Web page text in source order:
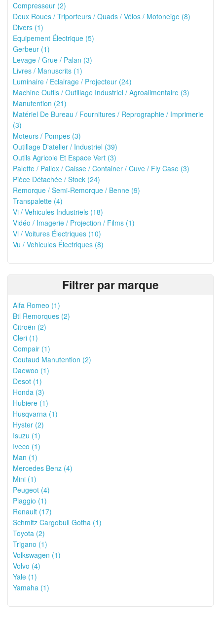
Compresseur (2)
Deux Roues / Triporteurs / Quads / Vélos / Motoneige (8)
Divers (1)
Equipement Électrique (5)
Gerbeur (1)
Levage / Grue / Palan (3)
Livres / Manuscrits (1)
Luminaire / Eclairage / Projecteur (24)
Machine Outils / Outillage Industriel / Agroalimentaire (3)
Manutention (21)
Matériel De Bureau / Fournitures / Reprographie / Imprimerie
(3)
Moteurs / Pompes (3)
Outillage D'atelier / Industriel (39)
Outils Agricole Et Espace Vert (3)
Palette / Pallox / Caisse / Container / Cuve / Fly Case (3)
Pièce Détachée / Stock (24)
Remorque / Semi-Remorque / Benne (9)
Transpalette (4)
Vi / Vehicules Industriels (18)
Vidéo / Imagerie / Projection / Films (1)
Vl / Voitures Électriques (10)
Vu / Vehicules Électriques (8)
Filtrer par marque
Alfa Romeo (1)
Btl Remorques (2)
Citroën (2)
Cleri (1)
Compair (1)
Coutaud Manutention (2)
Daewoo (1)
Desot (1)
Honda (3)
Hubiere (1)
Husqvarna (1)
Hyster (2)
Isuzu (1)
Iveco (1)
Man (1)
Mercedes Benz (4)
Mini (1)
Peugeot (4)
Piaggio (1)
Renault (17)
Schmitz Cargobull Gotha (1)
Toyota (2)
Trigano (1)
Volkswagen (1)
Volvo (4)
Yale (1)
Yamaha (1)